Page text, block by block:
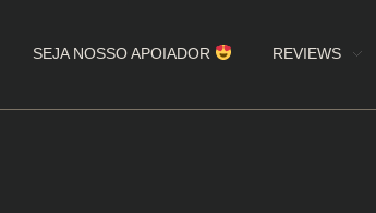
SEJA NOSSO APOIADOR REVIEWS